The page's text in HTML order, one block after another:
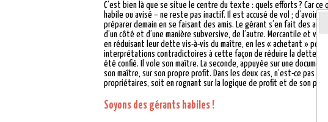
C’est bien là que se situe le centre du texte : quels efforts ? Car
habile ou avisé – ne reste pas inactif. Il est accusé de vol ; d’avoir
préparer demain en se faisant des amis. Le gérant s’en fait des
d’un côté et d’une manière subversive, de l’autre. Mercantile et
en réduisant leur dette vis-à-vis du maître, en les « achetant »
interprétations contradictoires à cette façon de réduire la dette
été confié. Il vole son maître. La seconde, appuyée sur une
son maître, sur son propre profit. Dans les deux cas, n’est-ce pas
propriétaires, soit en rognant sur la logique de profit et de son
Soyons des gérants habiles !